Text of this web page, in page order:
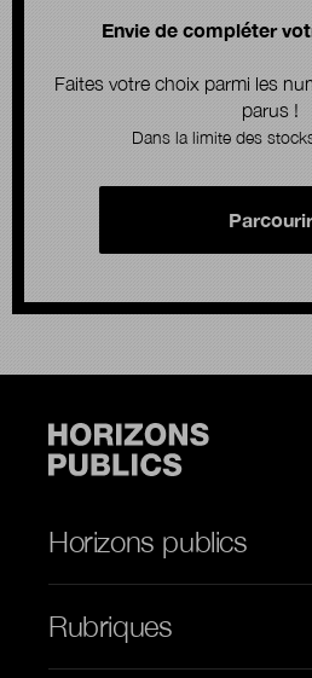
Envie de compléter
Faites votre choix parmi les
parus !
Dans la limite des
Parcourir
Horizons publics
Rubriques